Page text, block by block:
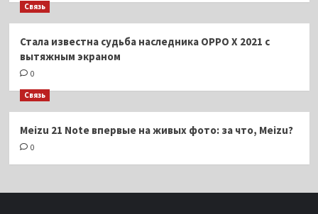
Связь
Стала известна судьба наследника OPPO X 2021 с
вытяжным экраном
0
Связь
Meizu 21 Note впервые на живых фото: за что, Meizu?
0